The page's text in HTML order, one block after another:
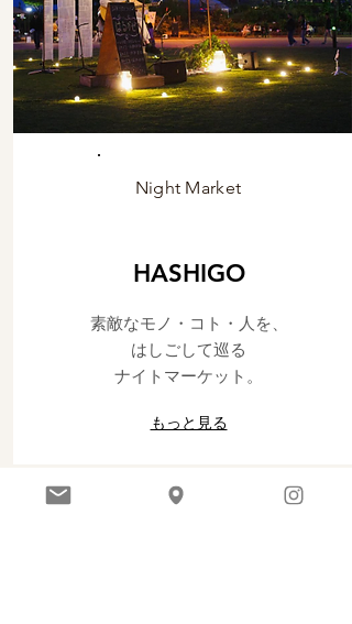
Night Market
HASHIGO
素敵なモノ・コト・人を、
はしごして巡る
ナイトマーケット。
もっと見る